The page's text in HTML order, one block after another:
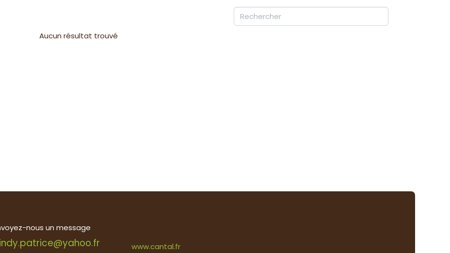
Aucun résultat trouvé
nous un message
www.cantal.fr